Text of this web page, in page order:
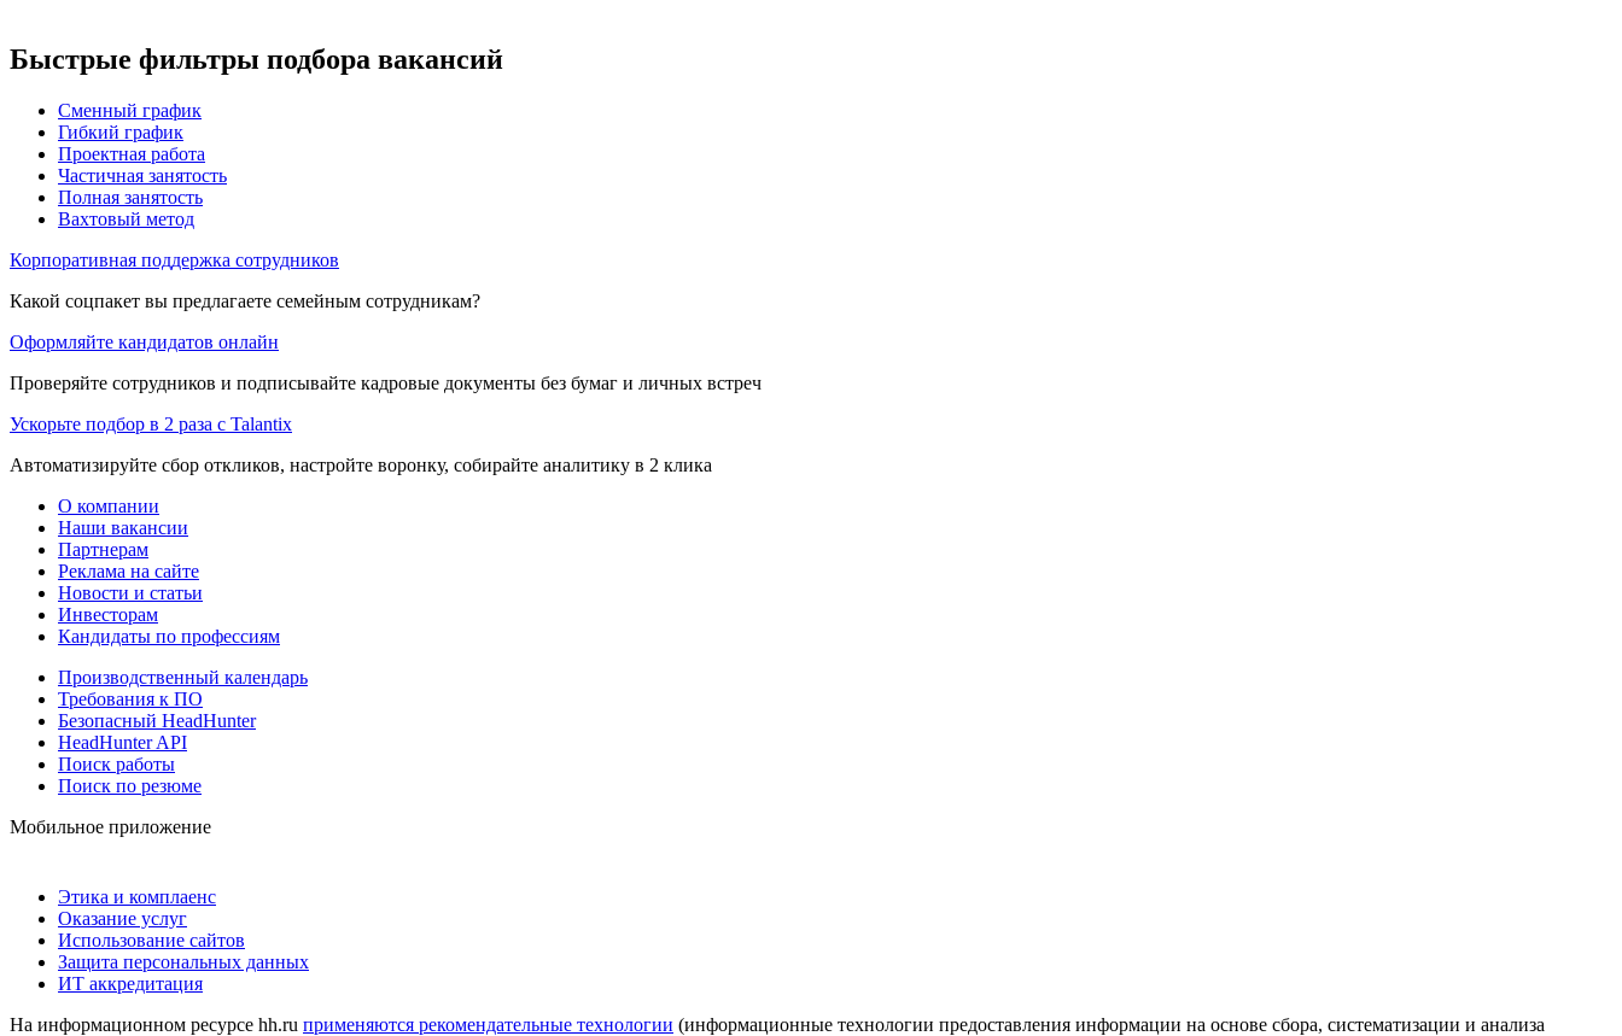
Быстрые фильтры подбора вакансий
Сменный график
Гибкий график
Проектная работа
Частичная занятость
Полная занятость
Вахтовый метод
Корпоративная поддержка сотрудников
Какой соцпакет вы предлагаете семейным сотрудникам?
Оформляйте кандидатов онлайн
Проверяйте сотрудников и подписывайте кадровые документы без бумаг и личных встреч
Ускорьте подбор в 2 раза с Talantix
Автоматизируйте сбор откликов, настройте воронку, собирайте аналитику в 2 клика
О компании
Наши вакансии
Партнерам
Реклама на сайте
Новости и статьи
Инвесторам
Кандидаты по профессиям
Производственный календарь
Требования к ПО
Безопасный HeadHunter
HeadHunter API
Поиск работы
Поиск по резюме
Мобильное приложение
Этика и комплаенс
Оказание услуг
Использование сайтов
Защита персональных данных
ИТ аккредитация
На информационном ресурсе hh.ru применяются рекомендательные технологии (информационные технологии предоставления информации на основе сбора, систематизации и анализа